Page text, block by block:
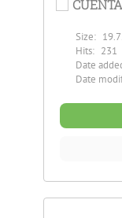
Size:
Hits: 231
Date
Date